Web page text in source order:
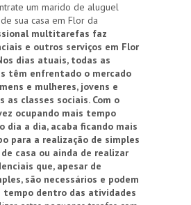
um marido de aluguel
sua casa em Flor da
multitarefas faz
e outros serviços em Flor
dias atuais, todas as
têm enfrentado o mercado
e mulheres, jovens e
as classes sociais. Com o
ocupando mais tempo
dia a dia, acaba ficando mais
para a realização de simples
casa ou ainda de realizar
que, apesar de
são necessários e podem
tempo dentro das atividades